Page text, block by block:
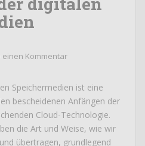
einen Kommentar
Speichermedien ist eine
bescheidenen Anfängen der
Cloud-Technologie.
die Art und Weise, wie wir
übertragen, grundlegend